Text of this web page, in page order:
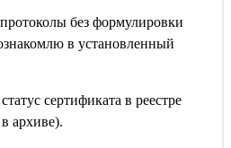
без формулировки
в установленный
сертификата в реестре
архиве).